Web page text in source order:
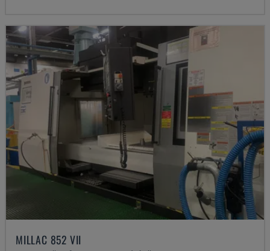
MILLAC 852 VII